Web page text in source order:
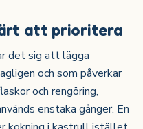
att prioritera
det sig att lägga
och som påverkar
och rengöring,
enstaka gånger. En